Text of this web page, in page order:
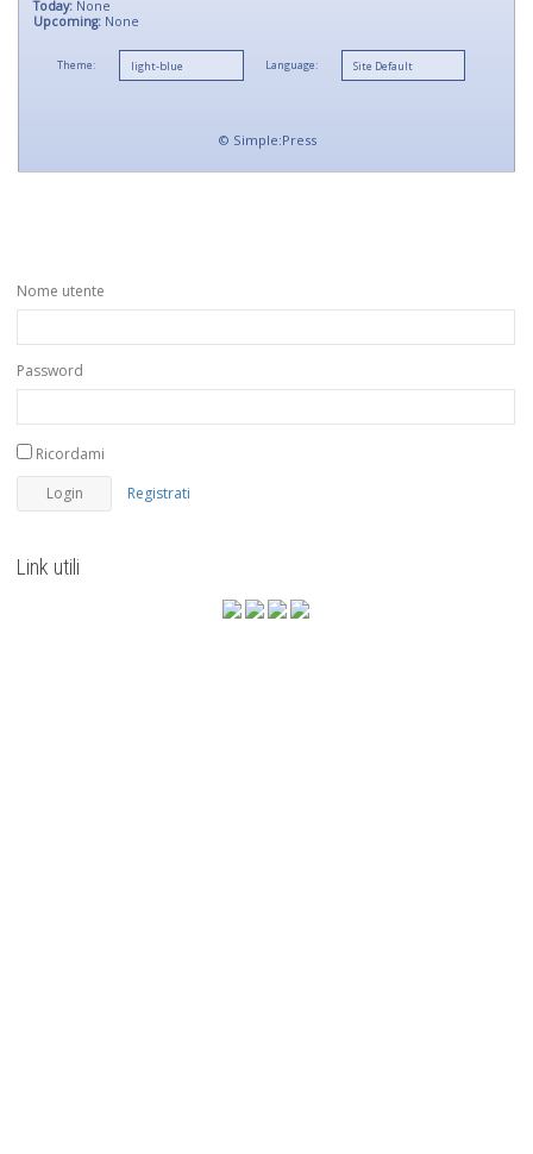
Today: None
Upcoming: None
Theme: Language:
© Simple:Press
Nome utente
Password
Ricordami
Registrati
Link utili